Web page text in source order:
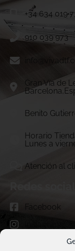
+34 634 019
910 039 973
Gran Vía de
Benito
Horario
Lunes a
Atención al
Facebook